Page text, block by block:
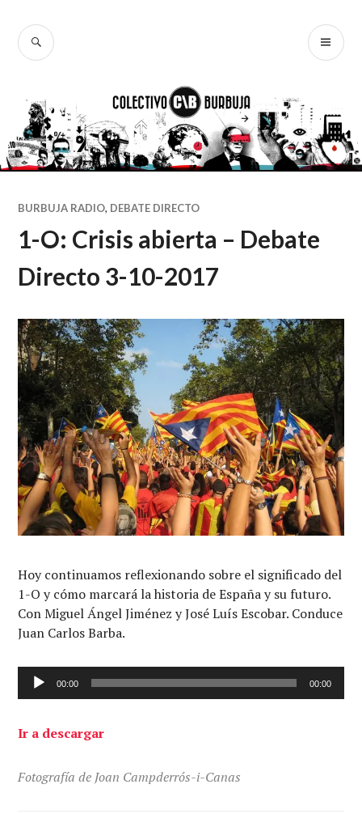
contenido
BUSCAR
BURBUJA RADIO, DEBATE DIRECTO
1-O: Crisis abierta – Debate
Directo 3-10-2017
Hoy continuamos reflexionando sobre el significado del
1-O y cómo marcará la historia de España y su futuro.
Con Miguel Ángel Jiménez y José Luís Escobar. Conduce
Juan Carlos Barba.
Reproductor
de
00:00 00:00
Ir a descargar
Fotografía de Joan Campderrós-i-Canas